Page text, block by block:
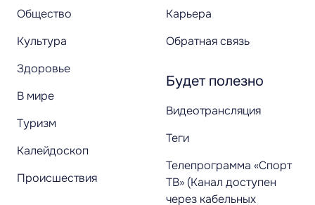
Общество
Культура
Здоровье
В мире
Туризм
Калейдоскоп
Происшествия
Карьера
Обратная связь
Будет полезно
Видеотрансляция
Теги
Телепрограмма «Спорт
ТВ» (Канал доступен
через кабельных